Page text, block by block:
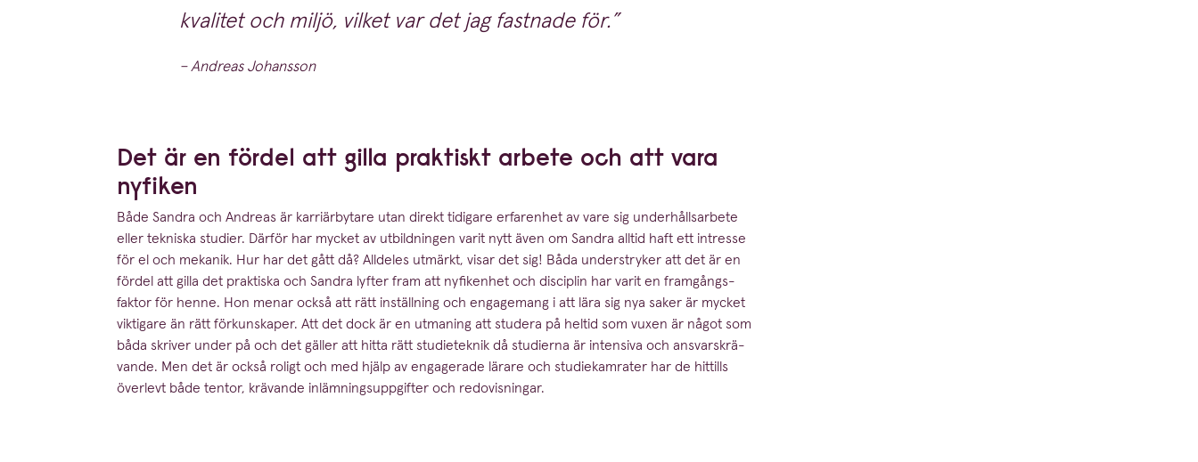
kvalitet och miljö, vilket var det jag fastnade för.
– Andreas Johansson
Det är en fördel att gilla praktiskt arbete och att vara
nyfiken
Både Sandra och Andreas är karriär­bytare utan direkt tidigare erfarenhet av vare sig under­hålls­arbete
eller tekniska studier. Därför har mycket av utbild­ningen varit nytt även om Sandra alltid haft ett intresse
för el och mekanik. Hur har det gått då? Alldeles utmärkt, visar det sig! Båda under­stryker att det är en
fördel att gilla det praktiska och Sandra lyfter fram att nyfikenhet och disciplin har varit en framgångs­
faktor för henne. Hon menar också att rätt inställning och engagemang i att lära sig nya saker är mycket
viktigare än rätt förkun­skaper. Att det dock är en utmaning att studera på heltid som vuxen är något som
båda skriver under på och det gäller att hitta rätt studi­e­teknik då studierna är intensiva och ansvars­krä­
vande. Men det är också roligt och med hjälp av engagerade lärare och studi­e­kam­rater har de hittills
överlevt både tentor, krävande inläm­nings­upp­gifter och redovisningar.